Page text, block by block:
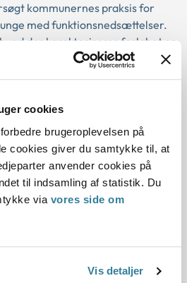
cookies
brugeroplevelsen på
cookies giver du samtykke til, at
anvender cookies på
til indsamling af statistik. Du
via vores side om
Vis detaljer
kommunernes praksis for
med funktionsnedsættelser.
der karakteriserer forløbet op
2019
hvert år en redegørelse om
arbejdsskadeområdet i løbet af